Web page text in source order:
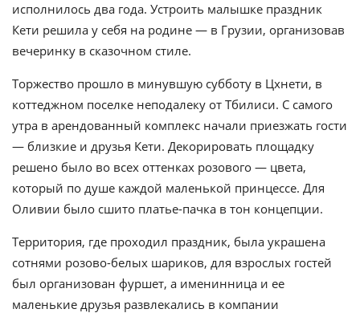
исполнилось два года. Устроить малышке праздник
Кети решила у себя на родине — в Грузии, организовав
вечеринку в сказочном стиле.
Торжество прошло в минувшую субботу в Цхнети, в
коттеджном поселке неподалеку от Тбилиси. С самого
утра в арендованный комплекс начали приезжать гости
— близкие и друзья Кети. Декорировать площадку
решено было во всех оттенках розового — цвета,
который по душе каждой маленькой принцессе. Для
Оливии было сшито платье-пачка в тон концепции.
Территория, где проходил праздник, была украшена
сотнями розово-белых шариков, для взрослых гостей
был организован фуршет, а именинница и ее
маленькие друзья развлекались в компании